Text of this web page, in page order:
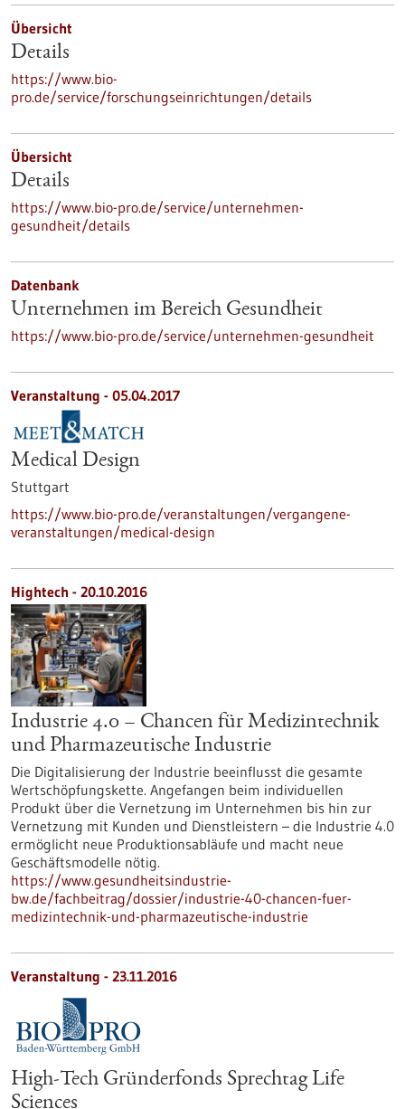
Übersicht
Details
https://www.bio-
pro.de/service/forschungseinrichtungen/details
Übersicht
Details
https://www.bio-pro.de/service/unternehmen-
gesundheit/details
Datenbank
Unternehmen im Bereich Gesundheit
https://www.bio-pro.de/service/unternehmen-gesundheit
Veranstaltung - 05.04.2017
Medical Design
Stuttgart
https://www.bio-pro.de/veranstaltungen/vergangene-
veranstaltungen/medical-design
Hightech - 20.10.2016
Industrie 4.0 – Chancen für Medizintechnik
und Pharmazeutische Industrie
Die Digitalisierung der Industrie beeinflusst die gesamte
Wertschöpfungskette. Angefangen beim individuellen
Produkt über die Vernetzung im Unternehmen bis hin zur
Vernetzung mit Kunden und Dienstleistern – die Industrie 4.0
ermöglicht neue Produktionsabläufe und macht neue
Geschäftsmodelle nötig.
https://www.gesundheitsindustrie-
bw.de/fachbeitrag/dossier/industrie-40-chancen-fuer-
medizintechnik-und-pharmazeutische-industrie
Veranstaltung - 23.11.2016
High-Tech Gründerfonds Sprechtag Life
Sciences